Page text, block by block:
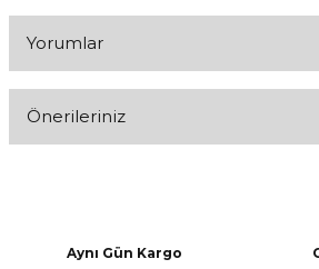
Yorumlar
Önerileriniz
Aynı Gün Kargo